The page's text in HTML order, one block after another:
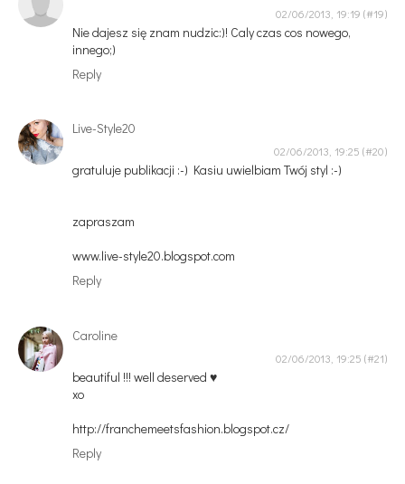
02/06/2013, 19:19
Nie dajesz się znam nudzic:)! Caly czas cos nowego,
innego;)
Reply
Live-Style20
02/06/2013, 19:25
gratuluje publikacji :-) Kasiu uwielbiam Twój styl :-)
zapraszam
www.live-style20.blogspot.com
Reply
Caroline
02/06/2013, 19:25
beautiful !!! well deserved ♥
xo
http://franchemeetsfashion.blogspot.cz/
Reply